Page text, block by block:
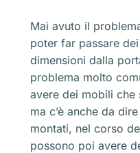
Mai avuto il
poter far passare
dimensioni dalla
problema molto
avere dei mobili che
ma c’è anche da
montati, nel corso
possono poi avere